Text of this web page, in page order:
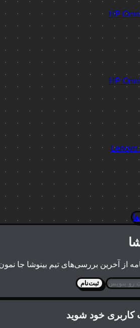
از آخرین بررسی‌های تیم بینوشا جا
ثبت‌نام
کاربری خود شوید